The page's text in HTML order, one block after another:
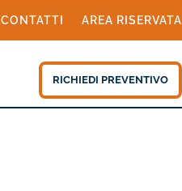
CONTATTI AREA RISERVATA
RICHIEDI PREVENTIVO